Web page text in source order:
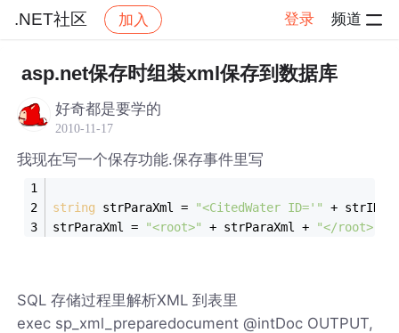
.NET社区 加入 登录 频道
.NET社区 帖子详情
asp.net保存时组装xml保存到数据库
好奇都是要学的
2010-11-17
我现在写一个保存功能.保存事件里写
string strParaXml = "<CitedWater ID='"
+ strID
strParaXml =
"<root>" + strParaXml + "</root>"
SQL 存储过程里解析XML 到表里
exec sp_xml_preparedocument @intDoc OUTPUT,